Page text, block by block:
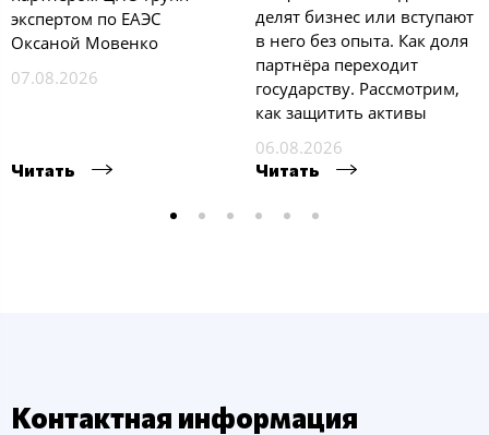
экспертом по ЕАЭС
Оксаной Мовенко
07.08.2026
Читать
делят бизнес или вступают
в него без опыта. Как доля
партнёра переходит
государству. Рассмотрим,
как защитить активы
06.08.2026
Читать
Контактная информация